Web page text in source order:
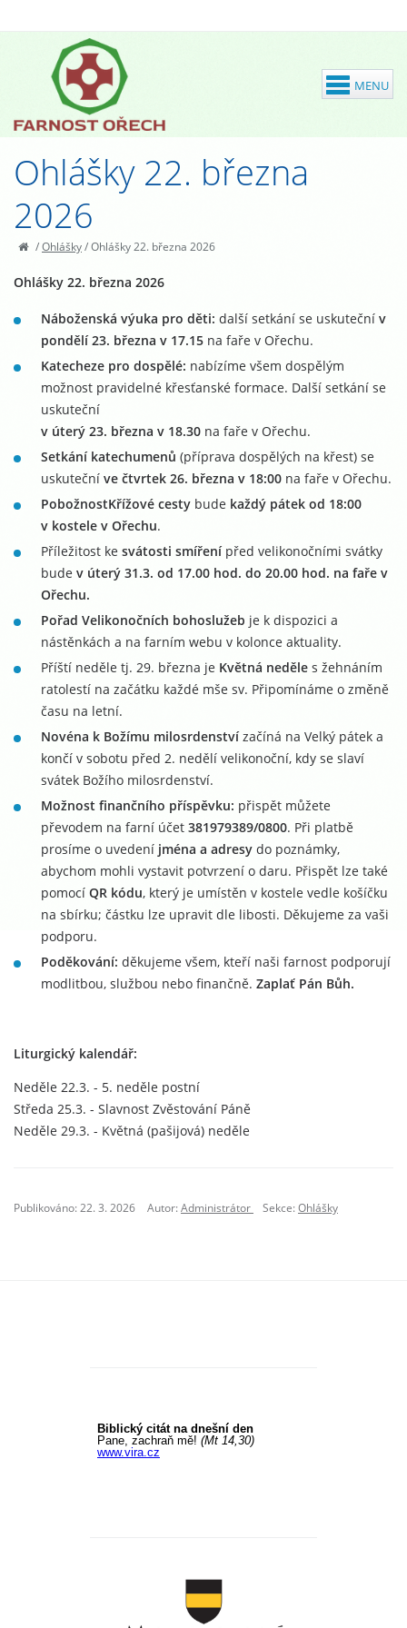
Ohlášky 22. března
2026
/Ohlášky/Ohlášky 22. března 2026
Ohlášky 22. března 2026
Náboženská výuka pro děti: další setkání se uskuteční v
pondělí 23. března v 17.15 na faře v Ořechu.
Katecheze pro dospělé: nabízíme všem dospělým
možnost pravidelné křesťanské formace. Další setkání se
uskuteční
v úterý 23. března v 18.30 na faře v Ořechu.
Setkání katechumenů (příprava dospělých na křest) se
uskuteční ve čtvrtek 26. března v 18:00 na faře v Ořechu.
PobožnostKřížové cesty bude každý pátek od 18:00
v kostele v Ořechu.
Příležitost ke svátosti smíření před velikonočními svátky
bude v úterý 31.3. od 17.00 hod. do 20.00 hod. na faře v
Ořechu.
Pořad Velikonočních bohoslužeb je k dispozici a
nástěnkách a na farním webu v kolonce aktuality.
Příští neděle tj. 29. března je Květná neděle s žehnáním
ratolestí na začátku každé mše sv. Připomínáme o změně
času na letní.
Novéna k Božímu milosrdenstvízačíná na Velký pátek a
končí v sobotu před 2. nedělí velikonoční, kdy se slaví
svátek Božího milosrdenství.
Možnost finančního příspěvku: přispět můžete
převodem na farní účet 381979389/0800. Při platbě
prosíme o uvedení jména a adresy do poznámky,
abychom mohli vystavit potvrzení o daru. Přispět lze také
pomocí QR kódu, který je umístěn v kostele vedle košíčku
na sbírku; částku lze upravit dle libosti. Děkujeme za vaši
podporu.
Poděkování: děkujeme všem, kteří naši farnost podporují
modlitbou, službou nebo finančně. Zaplať Pán Bůh.
Liturgický kalendář:
Neděle 22.3. - 5. neděle postní
Středa 25.3. - Slavnost Zvěstování Páně
Neděle 29.3. - Květná (pašijová) neděle
Publikováno: 22. 3. 2026 Autor:Administrátor Sekce:Ohlášky